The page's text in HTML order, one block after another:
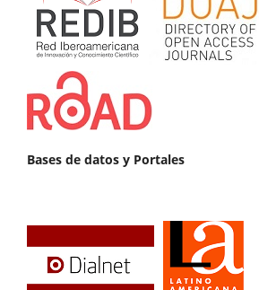
Bases de datos y Portales